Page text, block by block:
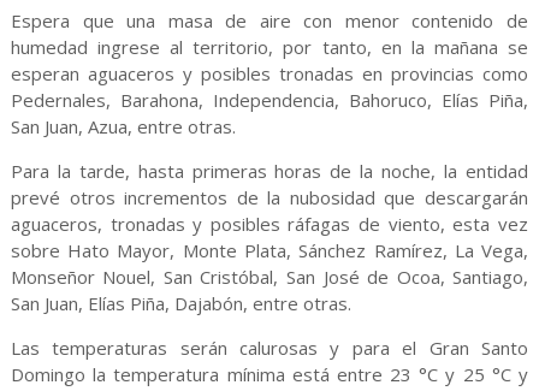
Espera que una masa de aire con menor contenido de
humedad ingrese al territorio, por tanto, en la mañana se
esperan aguaceros y posibles tronadas en provincias como
Pedernales, Barahona, Independencia, Bahoruco, Elías Piña,
San Juan, Azua, entre otras.
Para la tarde, hasta primeras horas de la noche, la entidad
prevé otros incrementos de la nubosidad que descargarán
aguaceros, tronadas y posibles ráfagas de viento, esta vez
sobre Hato Mayor, Monte Plata, Sánchez Ramírez, La Vega,
Monseñor Nouel, San Cristóbal, San José de Ocoa, Santiago,
San Juan, Elías Piña, Dajabón, entre otras.
Las temperaturas serán calurosas y para el Gran Santo
Domingo la temperatura mínima está entre 23 °C y 25 °C y